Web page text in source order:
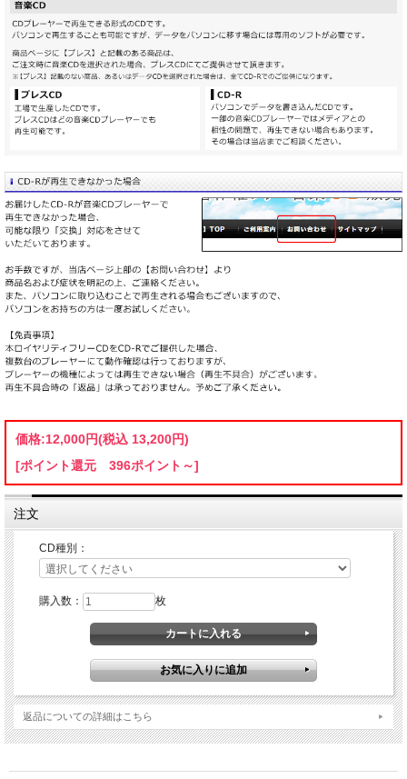
価格:12,000円(税込 13,200円)
[ポイント還元 396ポイント～]
注文
CD種別：
購入数： 枚
返品についての詳細はこちら